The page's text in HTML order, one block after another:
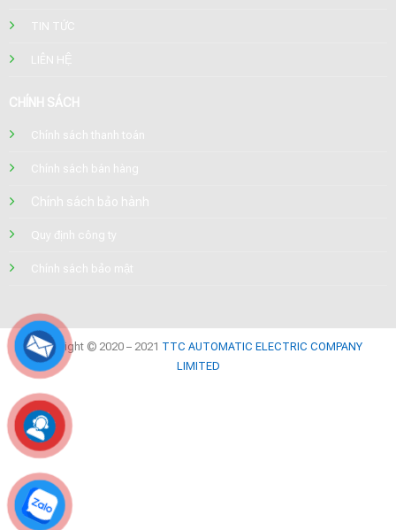
TIN TỨC
LIÊN HỆ
CHÍNH SÁCH
Chính sách thanh toán
Chính sách bán hàng
Chính sách bảo hành
Quy định công ty
Chính sách bảo mật
Copyright © 2020 – 2021 TTC AUTOMATIC ELECTRIC COMPANY
LIMITED